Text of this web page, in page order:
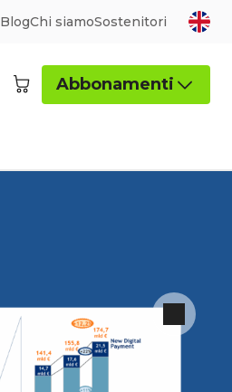
BlogChi siamoSostenitori
Abbonamenti